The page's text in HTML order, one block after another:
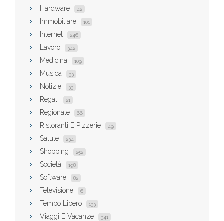
Hardware 42
Immobiliare 101
Internet 246
Lavoro 342
Medicina 109
Musica 33
Notizie 33
Regali 21
Regionale 66
Ristoranti E Pizzerie 49
Salute 234
Shopping 252
Società 198
Software 82
Televisione 6
Tempo Libero 133
Viaggi E Vacanze 341